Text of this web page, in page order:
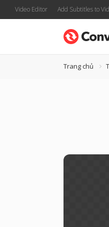
Video Editor Add Subtitles to
Trang chủ